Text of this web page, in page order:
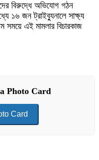
বিরুদ্ধে অভিযোগ গঠন
১৬ জন ট্রাইব্যুনালে সাক্ষ্য
সময়ে এই মামলার বিচারকাজ
Photo Card
Card